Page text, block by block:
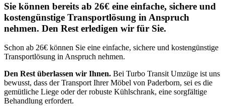
Sie können bereits ab 26€ eine einfache, sichere und
kostengünstige Transportlösung in Anspruch
nehmen. Den Rest erledigen wir für Sie.
Schon ab 26€ können Sie eine einfache, sichere und kostengünstige
Transportlösung in Anspruch nehmen.
Den Rest überlassen wir Ihnen. Bei Turbo Transit Umzüge ist uns
bewusst, dass der Transport Ihrer Möbel von Paderborn, sei es die
gemütliche Liege oder der robuste Kühlschrank, eine sorgfältige
Behandlung erfordert.